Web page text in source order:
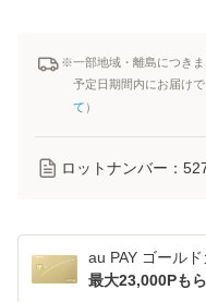
※一部地域・離島につき
予定日期間内にお届け
て ）
ロットナンバー：
au PAY ゴール
最大23,000Pも